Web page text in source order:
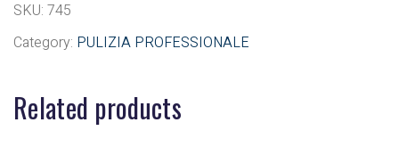
SKU: 745
Category: PULIZIA PROFESSIONALE
Related products